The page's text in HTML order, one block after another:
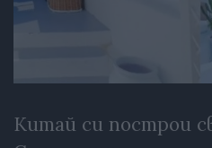
Китай си построи